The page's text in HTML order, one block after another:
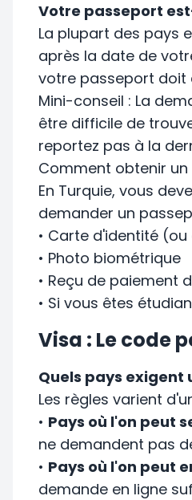
Votre passeport
La plupart des pays
après la date de
votre passeport doit
Mini-conseil : La
être difficile de
reportez pas à la
Comment obtenir
En Turquie, vous
demander un
• Carte d'identité
• Photo biométrique
• Reçu de paiement
• Si vous êtes
Visa : Le code
Quels pays exigent
Les règles varient
• Pays où l'on peut
ne demandent pas
• Pays où l'on peut
demande en ligne